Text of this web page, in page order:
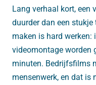
Lang verhaal kort, een
duurder dan een
maken is hard werken:
videomontage worden
minuten. Bedrijfsfilms
mensenwerk, en dat is